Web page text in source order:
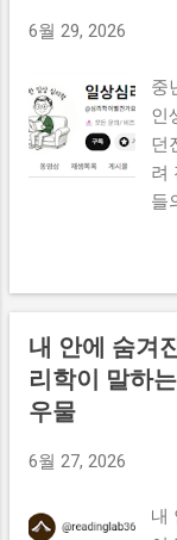
하
귀
주
믿
환
었
말
우
술
6월 29, 2026
중
인
던
려
들
적
해
자
우
내 안에 숨겨
리학이 말하
우물
6월 27, 2026
내